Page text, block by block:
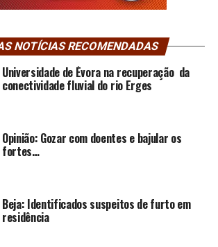
NOTÍCIAS RECOMENDADAS
Universidade de Évora na recuperação da
conectividade fluvial do rio Erges
Opinião: Gozar com doentes e bajular os
fortes…
Beja: Identificados suspeitos de furto em
residência